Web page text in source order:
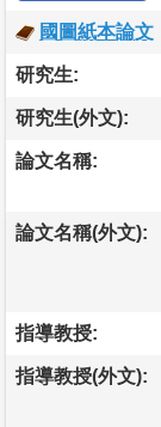
國圖紙本論文
研究生:
研究生(外文):
論文名稱:
論文名稱(外文):
指導教授:
指導教授(外文):